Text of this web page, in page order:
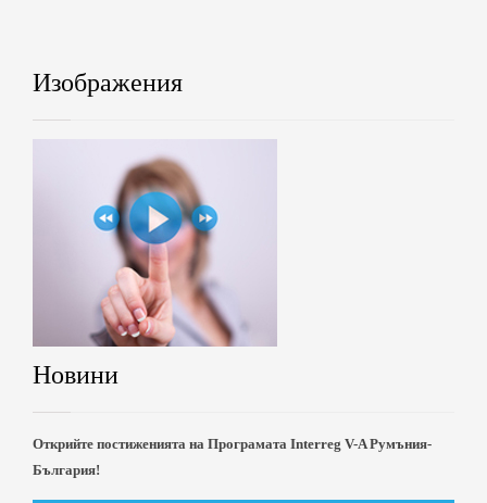
Изображения
Новини
Открийте постиженията на Програмата Interreg V-A Румъния-
България!